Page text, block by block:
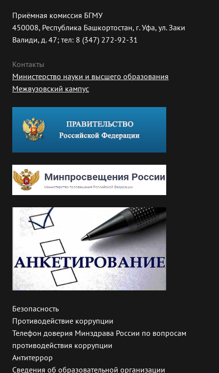
Приёмная комиссия БГМУ
450008, Республика Башкортостан, г. Уфа, ул. Заки
Валиди, д. 47; тел: 8 (347) 272-92-31
Контакты
Министерство науки и высшего образования
Межвузовский кампус
Безопасность
Противодействие коррупции
Телефон доверия Минздрава России по вопросам
противодействия коррупции
Антитеррор
Сведения об образовательной организации